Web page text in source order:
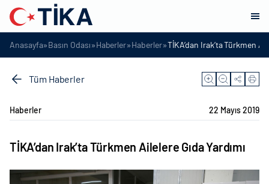
Anasayfa»Basın Odası»Haberler»Haberler»TİKA’dan Irak’ta Türkmen
Tüm Haberler
Haberler 22 Mayıs 2019
TİKA’dan Irak’ta Türkmen Ailelere Gıda Yardımı